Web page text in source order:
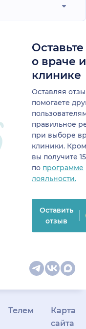
о враче
клинике
Оставляя
помогаете
правильное
при выборе
клиники.
вы получите
по программе
лояльности.
Оставить
отзыв
Телемедицина
Карта
сайта